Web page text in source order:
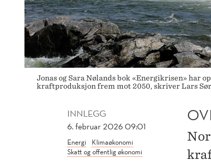
Jonas og Sara Nølands bok «Energikrisen» har
kraftproduksjon frem mot 2050, skriver Lars
INNLEGG
6. februar 2026 09:01
Energi
Klimaøkonomi
Skatt og offentlig økonomi